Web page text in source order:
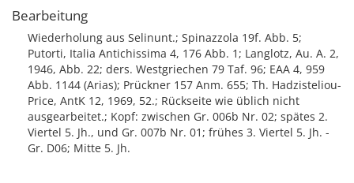
Bearbeitung
Wiederholung aus Selinunt.; Spinazzola 19f. Abb. 5;
Putorti, Italia Antichissima 4, 176 Abb. 1; Langlotz, Au. A. 2,
1946, Abb. 22; ders. Westgriechen 79 Taf. 96; EAA 4, 959
Abb. 1144 (Arias); Prückner 157 Anm. 655; Th. Hadzisteliou-
Price, AntK 12, 1969, 52.; Rückseite wie üblich nicht
ausgearbeitet.; Kopf: zwischen Gr. 006b Nr. 02; spätes 2.
Viertel 5. Jh., und Gr. 007b Nr. 01; frühes 3. Viertel 5. Jh. -
Gr. D06; Mitte 5. Jh.